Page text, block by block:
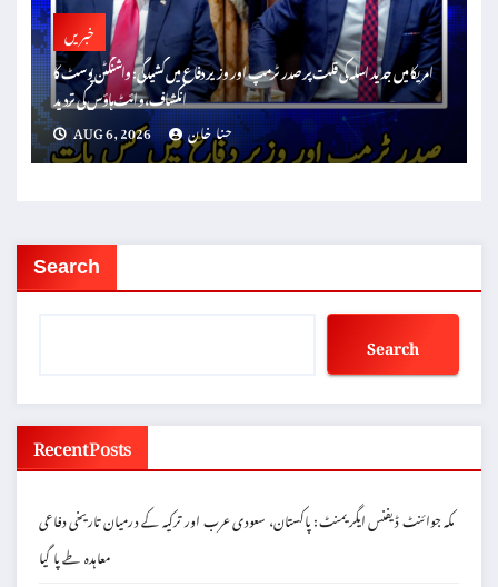
خبریں
امریکا میں جدید اسلہ کی قلت پر صدر ٹرمپ اور وزیر دفاع میں کشیدگی: واشنگٹن پوسٹ کا
انکشاف، وائٹ ہاؤس کی تردید
AUG 6, 2026
حنا خان
Search
Search
Recent Posts
مکہ جوائنٹ ڈیفنس ایگریمنٹ: پاکستان، سعودی عرب اور ترکیہ کے درمیان تاریخی دفاعی
معاہدہ طے پا گیا